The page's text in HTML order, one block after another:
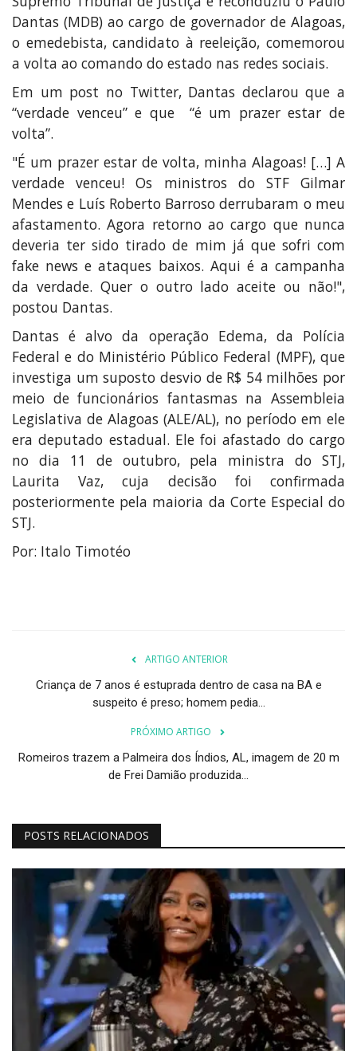
Dantas (MDB) ao cargo de governador de Alagoas,
o emedebista, candidato à reeleição, comemorou
a volta ao comando do estado nas redes sociais.
Em um post no Twitter, Dantas declarou que a
“verdade venceu” e que “é um prazer estar de
volta”.
"É um prazer estar de volta, minha Alagoas! […] A
verdade venceu! Os ministros do STF Gilmar
Mendes e Luís Roberto Barroso derrubaram o meu
afastamento. Agora retorno ao cargo que nunca
deveria ter sido tirado de mim já que sofri com
fake news e ataques baixos. Aqui é a campanha
da verdade. Quer o outro lado aceite ou não!",
postou Dantas.
Dantas é alvo da operação Edema, da Polícia
Federal e do Ministério Público Federal (MPF), que
investiga um suposto desvio de R$ 54 milhões por
meio de funcionários fantasmas na Assembleia
Legislativa de Alagoas (ALE/AL), no período em ele
era deputado estadual. Ele foi afastado do cargo
no dia 11 de outubro, pela ministra do STJ,
Laurita Vaz, cuja decisão foi confirmada
posteriormente pela maioria da Corte Especial do
STJ.
Por: Italo Timotéo
ARTIGO ANTERIOR
Criança de 7 anos é estuprada dentro de casa na BA e
suspeito é preso; homem pedia...
PRÓXIMO ARTIGO
Romeiros trazem a Palmeira dos Índios, AL, imagem de 20 m
de Frei Damião produzida...
POSTS RELACIONADOS